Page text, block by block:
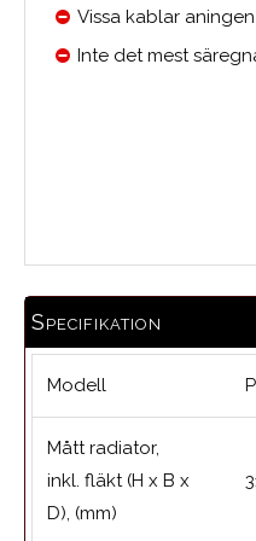
Vissa kablar
Inte det mest
Specifikation
Modell
Mått radiator,
inkl. fläkt (H x B x
D), (mm)